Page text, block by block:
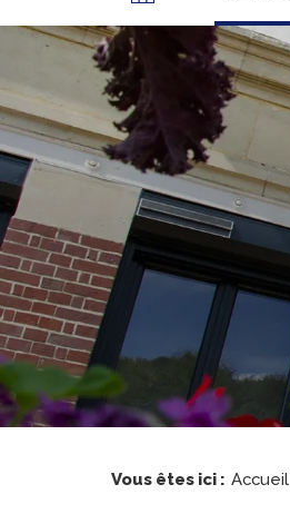
Vous êtes ici : Accueil